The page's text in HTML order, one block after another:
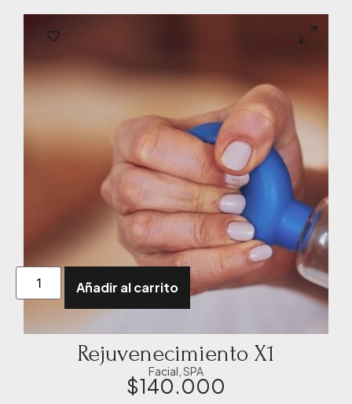
Añadir al carrito
Rejuvenecimiento X1
Facial SPA
$140.000